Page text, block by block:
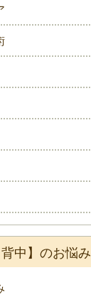
背中】のお悩み